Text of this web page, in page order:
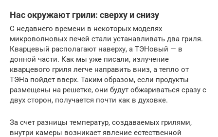
Нас окружают грили: сверху и снизу
С недавнего времени в некоторых моделях
микроволновых печей стали устанавливать два гриля.
Кварцевый располагают наверху, а ТЭНовый — в
донной части. Как мы уже писали, излучение
кварцевого гриля легче направить вниз, а тепло от
ТЭНа пойдет вверх. Таким образом, если продукты
размещены на решетке, они будут обжариваться сразу с
двух сторон, получается почти как в духовке.
За счет разницы температур, создаваемых грилями,
внутри камеры возникает явление естественной